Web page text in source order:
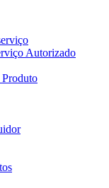
Autorizado